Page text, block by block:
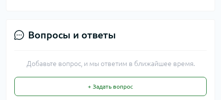
Вопросы и ответы
Добавьте вопрос, и мы ответим в ближайшее время.
+ Задать вопрос